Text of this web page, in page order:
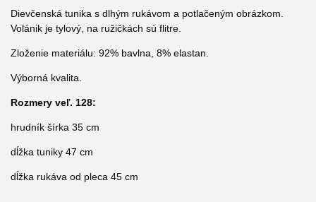
Dievčenská tunika s dlhým rukávom a potlačeným obrázkom.
Volánik je tylový, na ružičkách sú flitre.
Zloženie materiálu: 92% bavlna, 8% elastan.
Výborná kvalita.
Rozmery veľ. 128:
hrudník šírka 35 cm
dĺžka tuniky 47 cm
dĺžka rukáva od pleca 45 cm